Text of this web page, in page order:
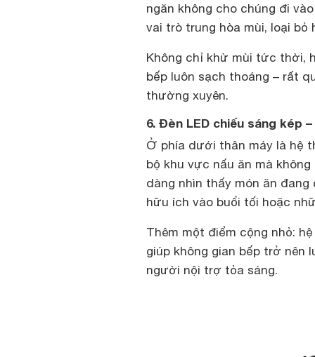
ngăn không cho chúng đi
vai trò trung hòa mùi, loại
Không chỉ khử mùi tức thời,
bếp luôn sạch thoáng – rất
thường xuyên.
6. Đèn LED chiếu sáng
Ở phía dưới thân máy là hệ
bộ khu vực nấu ăn mà
dàng nhìn thấy món ăn
hữu ích vào buổi tối hoặc
Thêm một điểm cộng nhỏ:
giúp không gian bếp trở nên
người nội trợ tỏa sáng.